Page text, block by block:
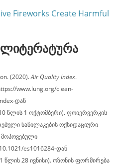
Fireworks Create Harmful
ლიტერატურა
(2020).Air Quality Index.
www.lung.org/clean-
დან
წლის 1 ოქტომბერი). ფოიერვერკის
ნაწილაკების ოქსიდაციური
მოპოვებული
es1016284-დან
წლის 28 ივნისი). ოზონის ფორმირება